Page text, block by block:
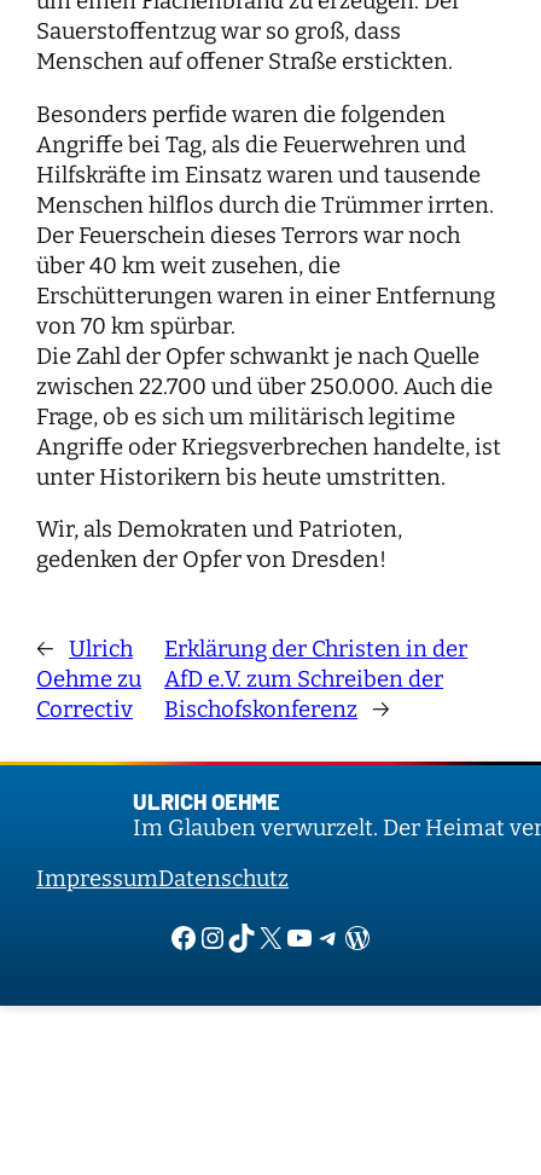
Sauerstoffentzug war so groß, dass
Menschen auf offener Straße erstickten.
Besonders perfide waren die folgenden
Angriffe bei Tag, als die Feuerwehren und
Hilfskräfte im Einsatz waren und tausende
Menschen hilflos durch die Trümmer irrten.
Der Feuerschein dieses Terrors war noch
über 40 km weit zusehen, die
Erschütterungen waren in einer Entfernung
von 70 km spürbar.
Die Zahl der Opfer schwankt je nach Quelle
zwischen 22.700 und über 250.000. Auch die
Frage, ob es sich um militärisch legitime
Angriffe oder Kriegsverbrechen handelte, ist
unter Historikern bis heute umstritten.
Wir, als Demokraten und Patrioten,
gedenken der Opfer von Dresden!
← Ulrich
Oehme zu
Correctiv
Erklärung der Christen in der
AfD e.V. zum Schreiben der
Bischofskonferenz →
ULRICH OEHME
Im Glauben verwurzelt. Der Heimat
ImpressumDatenschutz
Facebook
Instagram
TikTok
X YouTube
Telegram
WordPress